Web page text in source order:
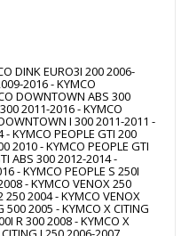
DINK EURO3I 200 2006-
2016 - KYMCO
DOWNTOWN ABS 300
2011-2016 - KYMCO
I 300 2011-2011 -
KYMCO PEOPLE GTI 200
2010 - KYMCO PEOPLE GTI
ABS 300 2012-2014 -
- KYMCO PEOPLE S 250I
- KYMCO VENOX 250
250 2004 - KYMCO VENOX
500 2005 - KYMCO X CITING
R 300 2008 - KYMCO X